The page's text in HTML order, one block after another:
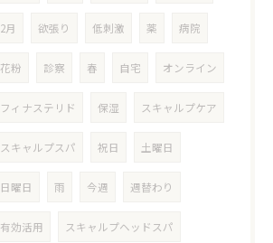
2月 欲張り 低刺激 薬 病院
花粉 診察 春 自宅 オンライン
フィナステリド 保湿 スキャルプケア
スキャルプスパ 祝日 土曜日
日曜日 雨 今週 週替わり
有効活用 スキャルプヘッドスパ